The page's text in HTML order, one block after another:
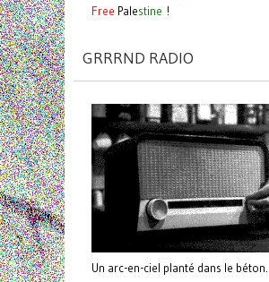
Free Palestine !
GRRRND RADIO
Un arc-en-ciel planté dans le béton.